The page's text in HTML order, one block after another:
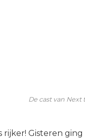
De cast van
Gisteren ging